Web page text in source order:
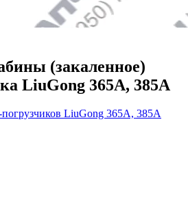
(закаленное)
LiuGong 365А, 385А
LiuGong 365А, 385А